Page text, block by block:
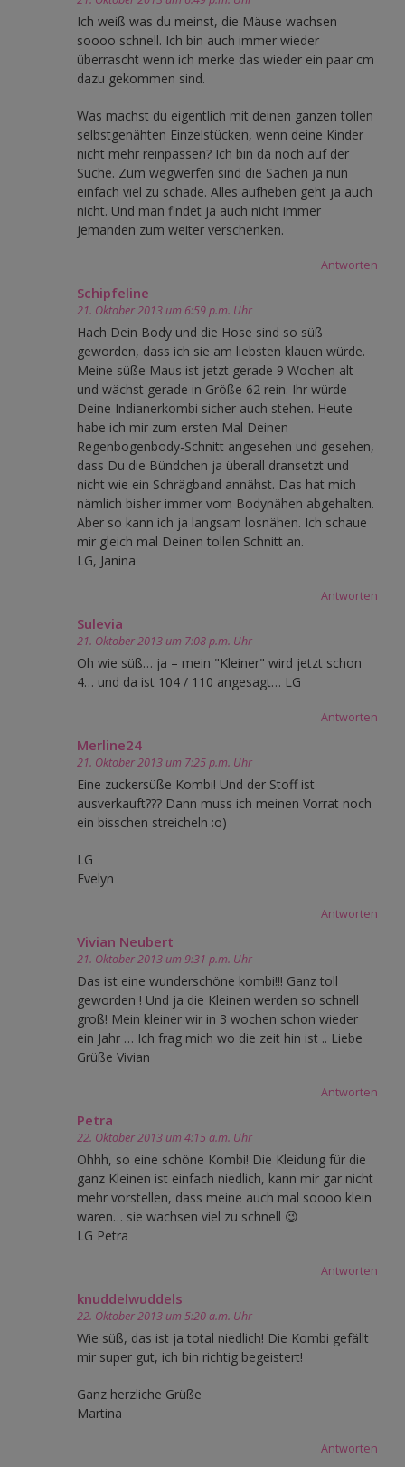
Ich weiß was du meinst, die Mäuse wachsen
soooo schnell. Ich bin auch immer wieder
überrascht wenn ich merke das wieder ein paar cm
dazu gekommen sind.
Was machst du eigentlich mit deinen ganzen tollen
selbstgenähten Einzelstücken, wenn deine Kinder
nicht mehr reinpassen? Ich bin da noch auf der
Suche. Zum wegwerfen sind die Sachen ja nun
einfach viel zu schade. Alles aufheben geht ja auch
nicht. Und man findet ja auch nicht immer
jemanden zum weiter verschenken.
Antworten
Schipfeline
21. Oktober 2013 um 6:59 p.m. Uhr
Hach Dein Body und die Hose sind so süß
geworden, dass ich sie am liebsten klauen würde.
Meine süße Maus ist jetzt gerade 9 Wochen alt
und wächst gerade in Größe 62 rein. Ihr würde
Deine Indianerkombi sicher auch stehen. Heute
habe ich mir zum ersten Mal Deinen
Regenbogenbody-Schnitt angesehen und gesehen,
dass Du die Bündchen ja überall dransetzt und
nicht wie ein Schrägband annähst. Das hat mich
nämlich bisher immer vom Bodynähen abgehalten.
Aber so kann ich ja langsam losnähen. Ich schaue
mir gleich mal Deinen tollen Schnitt an.
LG, Janina
Antworten
Sulevia
21. Oktober 2013 um 7:08 p.m. Uhr
Oh wie süß… ja – mein "Kleiner" wird jetzt schon
4… und da ist 104 / 110 angesagt… LG
Antworten
Merline24
21. Oktober 2013 um 7:25 p.m. Uhr
Eine zuckersüße Kombi! Und der Stoff ist
ausverkauft??? Dann muss ich meinen Vorrat noch
ein bisschen streicheln :o)
LG
Evelyn
Antworten
Vivian Neubert
21. Oktober 2013 um 9:31 p.m. Uhr
Das ist eine wunderschöne kombi!!! Ganz toll
geworden ! Und ja die Kleinen werden so schnell
groß! Mein kleiner wir in 3 wochen schon wieder
ein Jahr … Ich frag mich wo die zeit hin ist .. Liebe
Grüße Vivian
Antworten
Petra
22. Oktober 2013 um 4:15 a.m. Uhr
Ohhh, so eine schöne Kombi! Die Kleidung für die
ganz Kleinen ist einfach niedlich, kann mir gar nicht
mehr vorstellen, dass meine auch mal soooo klein
waren… sie wachsen viel zu schnell 😉
LG Petra
Antworten
knuddelwuddels
22. Oktober 2013 um 5:20 a.m. Uhr
Wie süß, das ist ja total niedlich! Die Kombi gefällt
mir super gut, ich bin richtig begeistert!
Ganz herzliche Grüße
Martina
Antworten